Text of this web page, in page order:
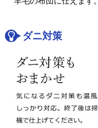
ダニ対策